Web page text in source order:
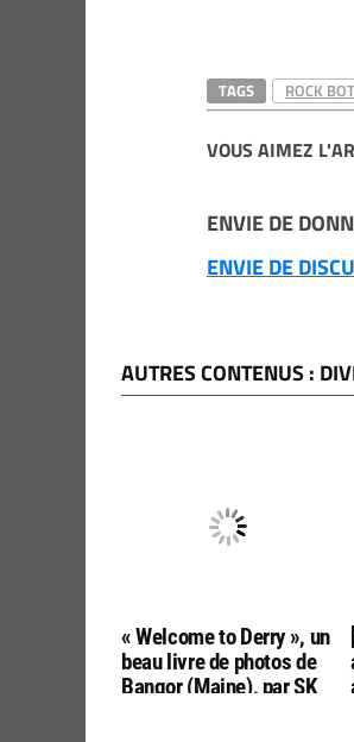
TAGS ROCK
VOUS AIMEZ
ENVIE DE
ENVIE DE
AUTRES CONTENUS :
« Welcome to Derry », un
beau livre de photos de
Bangor (Maine), par SK